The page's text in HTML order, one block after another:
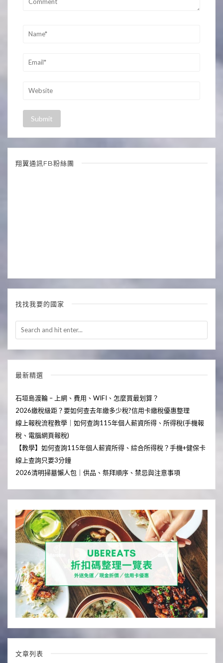
翔翼通訊FB粉絲團
找找我要的國家
最新精選
石垣島渡輪 – 上網、費用、WIFI、怎麼買最划算？
2026繳稅級距？要如何查去年繳多少稅?信用卡繳稅優惠整理
線上報稅流程教學｜如何查詢115年個人薪資所得、所得稅(手機報
稅、電腦網頁報稅)
【教學】如何查詢115年個人薪資所得、綜合所得稅？手機+健保卡
線上查詢只要3分鐘
2026清明掃墓懶人包｜供品、祭拜順序、禁忌與注意事項
文章列表